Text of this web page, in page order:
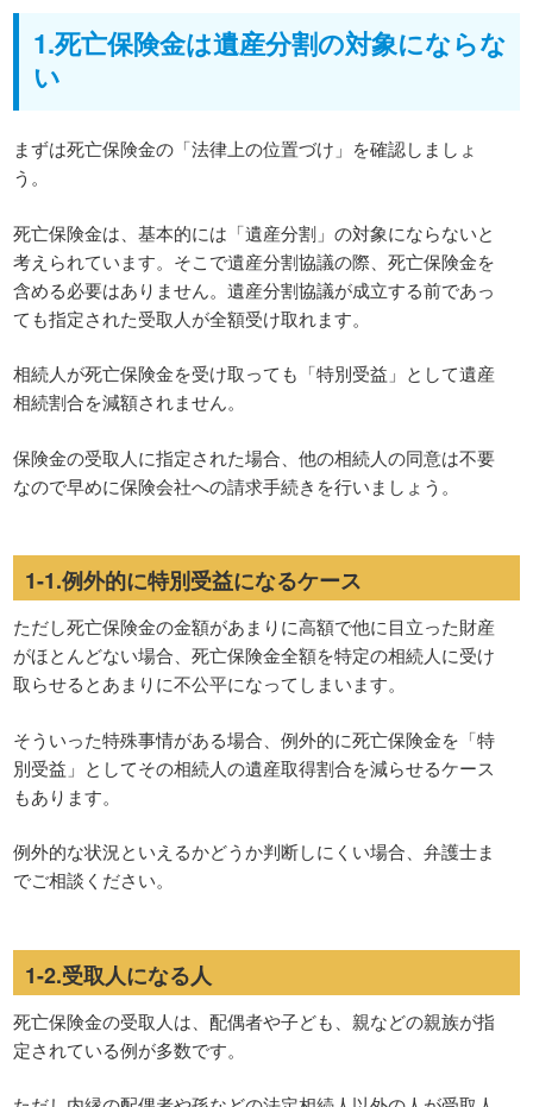
1.死亡保険金は遺産分割の対象にならな
い
まずは死亡保険金の「法律上の位置づけ」を確認しましょ
う。
死亡保険金は、基本的には「遺産分割」の対象にならないと
考えられています。そこで遺産分割協議の際、死亡保険金を
含める必要はありません。遺産分割協議が成立する前であっ
ても指定された受取人が全額受け取れます。
相続人が死亡保険金を受け取っても「特別受益」として遺産
相続割合を減額されません。
保険金の受取人に指定された場合、他の相続人の同意は不要
なので早めに保険会社への請求手続きを行いましょう。
1-1.例外的に特別受益になるケース
ただし死亡保険金の金額があまりに高額で他に目立った財産
がほとんどない場合、死亡保険金全額を特定の相続人に受け
取らせるとあまりに不公平になってしまいます。
そういった特殊事情がある場合、例外的に死亡保険金を「特
別受益」としてその相続人の遺産取得割合を減らせるケース
もあります。
例外的な状況といえるかどうか判断しにくい場合、弁護士ま
でご相談ください。
1-2.受取人になる人
死亡保険金の受取人は、配偶者や子ども、親などの親族が指
定されている例が多数です。